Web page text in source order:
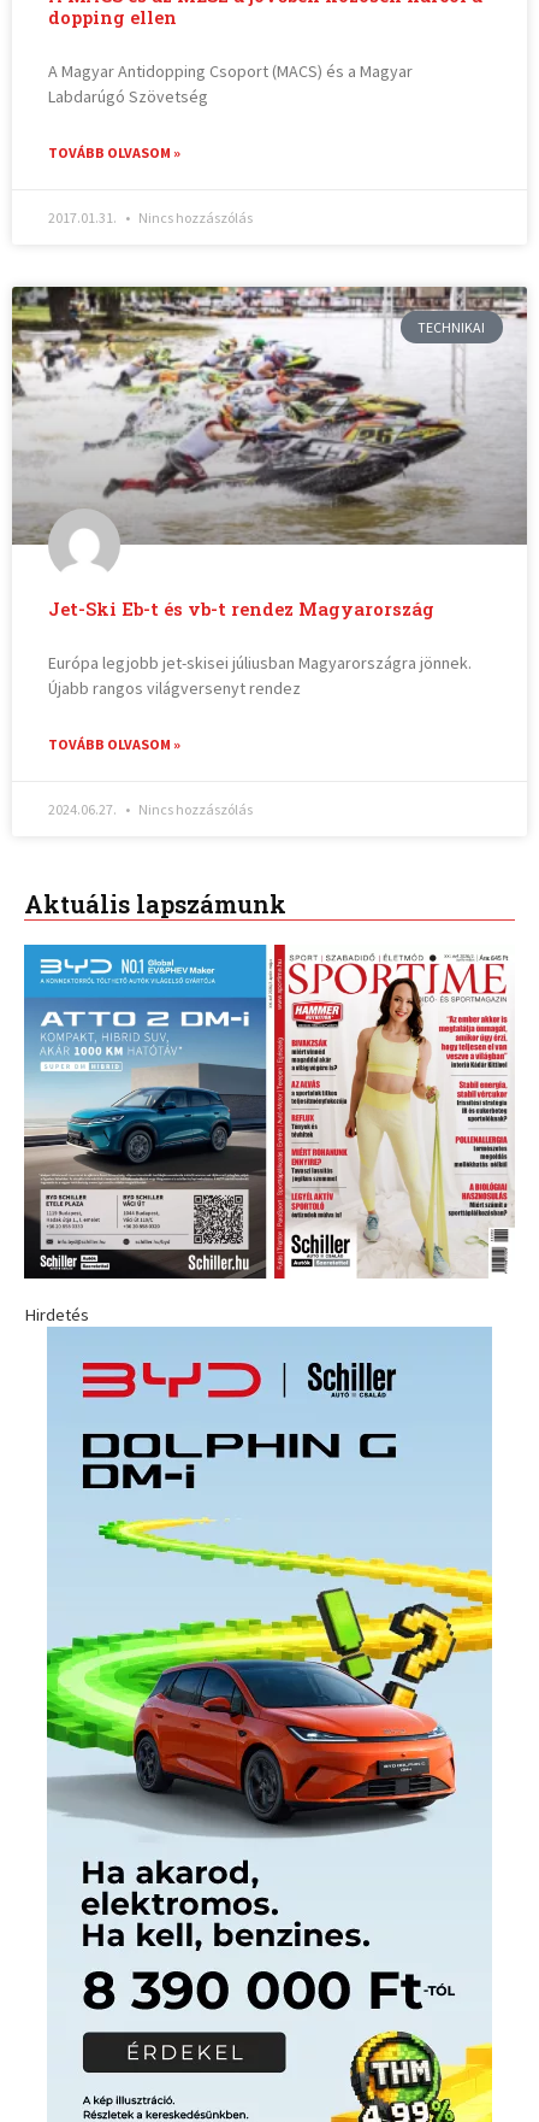
dopping ellen
A Magyar Antidopping Csoport (MACS) és a Magyar
Labdarúgó Szövetség
TOVÁBB OLVASOM »
2017.01.31. Nincs hozzászólás
TECHNIKAI
Jet-Ski Eb-t és vb-t rendez Magyarország
Európa legjobb jet-skisei júliusban Magyarországra jönnek.
Újabb rangos világversenyt rendez
TOVÁBB OLVASOM »
2024.06.27. Nincs hozzászólás
Aktuális lapszámunk
Hirdetés